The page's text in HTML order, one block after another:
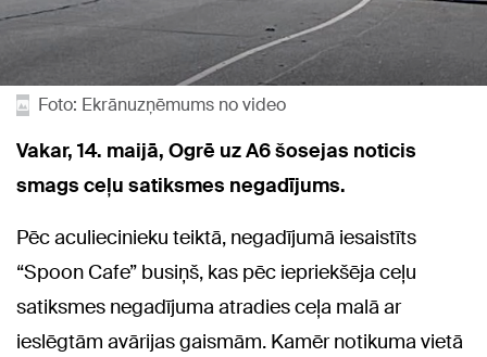
Foto: Ekrānuzņēmums no video
Vakar, 14. maijā, Ogrē uz A6 šosejas noticis
smags ceļu satiksmes negadījums.
Pēc aculiecinieku teiktā, negadījumā iesaistīts
“Spoon Cafe” busiņš, kas pēc iepriekšēja ceļu
satiksmes negadījuma atradies ceļa malā ar
ieslēgtām avārijas gaismām. Kamēr notikuma vietā